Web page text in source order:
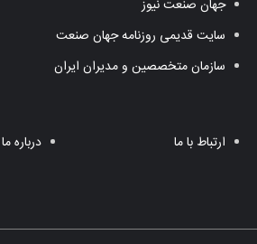
جهان صنعت نیوز
سایت قدیمی روزنامه جهان صنعت
سازمان متخصصین و مدیران ایران
ارتباط با ما درباره ما